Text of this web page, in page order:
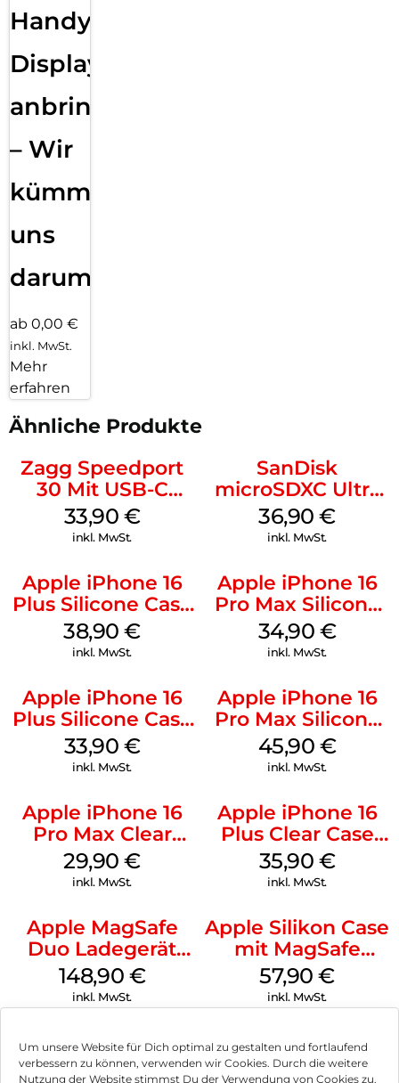
Um unsere Website für Dich optimal zu gestalten und fortlaufend
verbessern zu können, verwenden wir Cookies. Durch die weitere
Nutzung der Website stimmst Du der Verwendung von Cookies zu.
Handy
Displayfolie
anbringen
– Wir
kümmern
uns
darum!
ab 0,00 €
inkl. MwSt.
Mehr
erfahren
Ähnliche Produkte
Zagg Speedport
30 Mit USB-C
Kabel Weiß
33,90 €
inkl. MwSt.
SanDisk
microSDXC Ultra
128 GB + Adapter
Mobile
36,90€
inkl. MwSt.
Apple iPhone 16
Plus Silicone Case
MagSafe Denim
38,90€
inkl. MwSt.
Apple iPhone 16
Pro Max Silicone
Case MagSafe
Denim
34,90 €
inkl. MwSt.
Apple iPhone 16
Plus Silicone Case
MagSafe Lake
Green
33,90 €
inkl. MwSt.
Apple iPhone 16
Pro Max Silicone
Case MagSafe
Ultramarine
45,90 €
inkl. MwSt.
Apple iPhone 16
Pro Max Clear
Case MagSafe
Transparent
29,90€
inkl. MwSt.
Apple iPhone 16
Plus Clear Case
MagSafe
Transparent
35,90 €
inkl. MwSt.
Apple MagSafe
Duo Ladegerät
Weiß
148,90 €
inkl. MwSt.
Apple Silikon Case
mit MagSafe
iPhone 14 Pro
(PRODUCT)RED
57,90€
inkl. MwSt.